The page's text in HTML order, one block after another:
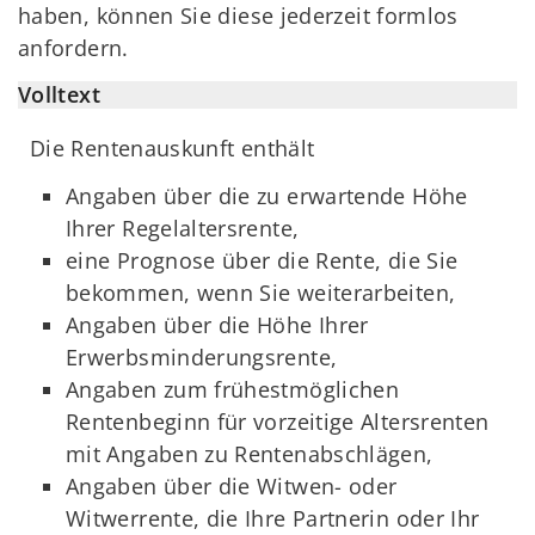
haben, können Sie diese jederzeit formlos
anfordern.
Volltext
Die Rentenauskunft enthält
Angaben über die zu erwartende Höhe
Ihrer Regelaltersrente,
eine Prognose über die Rente, die Sie
bekommen, wenn Sie weiterarbeiten,
Angaben über die Höhe Ihrer
Erwerbsminderungsrente,
Angaben zum frühestmöglichen
Rentenbeginn für vorzeitige Altersrenten
mit Angaben zu Rentenabschlägen,
Angaben über die Witwen- oder
Witwerrente, die Ihre Partnerin oder Ihr